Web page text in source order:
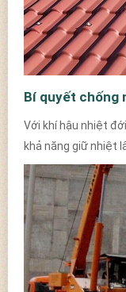
Bí quyết chống
Với khí hậu nhiệt
khả năng giữ nhiệt